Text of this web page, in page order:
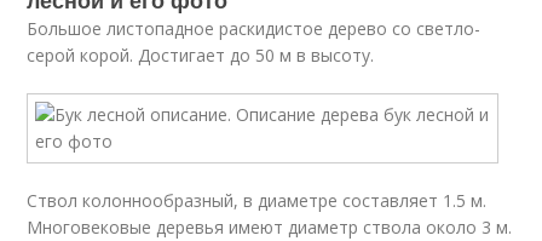
Большое листопадное раскидистое дерево со светло-
серой корой. Достигает до 50 м в высоту.
Ствол колоннообразный, в диаметре составляет 1.5 м.
Многовековые деревья имеют диаметр ствола около 3 м.